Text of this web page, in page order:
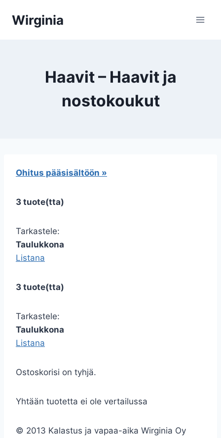
sisältöön
Wirginia
Haavit – Haavit ja
nostokoukut
Ohitus pääsisältöön »
3 tuote(tta)
Tarkastele:
Taulukkona
Listana
3 tuote(tta)
Tarkastele:
Taulukkona
Listana
Ostoskorisi on tyhjä.
Yhtään tuotetta ei ole vertailussa
© 2013 Kalastus ja vapaa-aika Wirginia Oy